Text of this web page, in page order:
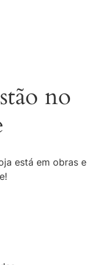
no
está em obras e